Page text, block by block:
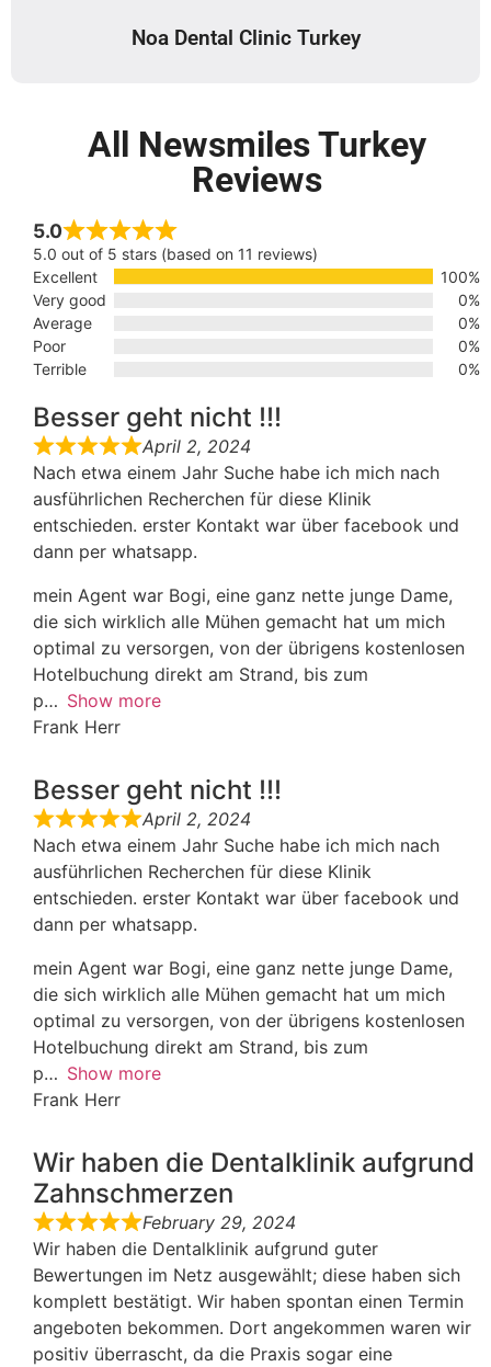
Noa Dental Clinic Turkey
All Newsmiles Turkey
Reviews
5.0
5.0 out of 5 stars (based on 11 reviews)
Excellent
100%
Very good
0%
Average
0%
Poor
0%
Terrible
0%
Besser geht nicht !!!
April 2, 2024
Nach etwa einem Jahr Suche habe ich mich nach
ausführlichen Recherchen für diese Klinik
entschieden. erster Kontakt war über facebook und
dann per whatsapp.
mein Agent war Bogi, eine ganz nette junge Dame,
die sich wirklich alle Mühen gemacht hat um mich
optimal zu versorgen, von der übrigens kostenlosen
Hotelbuchung direkt am Strand, bis zum
p
Show more
Frank Herr
Besser geht nicht !!!
April 2, 2024
Nach etwa einem Jahr Suche habe ich mich nach
ausführlichen Recherchen für diese Klinik
entschieden. erster Kontakt war über facebook und
dann per whatsapp.
mein Agent war Bogi, eine ganz nette junge Dame,
die sich wirklich alle Mühen gemacht hat um mich
optimal zu versorgen, von der übrigens kostenlosen
Hotelbuchung direkt am Strand, bis zum
p
Show more
Frank Herr
Wir haben die Dentalklinik aufgrund
Zahnschmerzen
February 29, 2024
Wir haben die Dentalklinik aufgrund guter
Bewertungen im Netz ausgewählt; diese haben sich
komplett bestätigt. Wir haben spontan einen Termin
angeboten bekommen. Dort angekommen waren wir
positiv überrascht, da die Praxis sogar eine